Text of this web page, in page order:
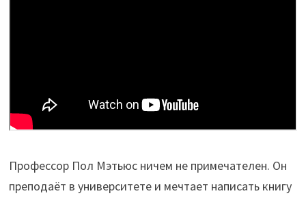
Профессор Пол Мэтьюс ничем не примечателен. Он
преподаёт в университете и мечтает написать книгу